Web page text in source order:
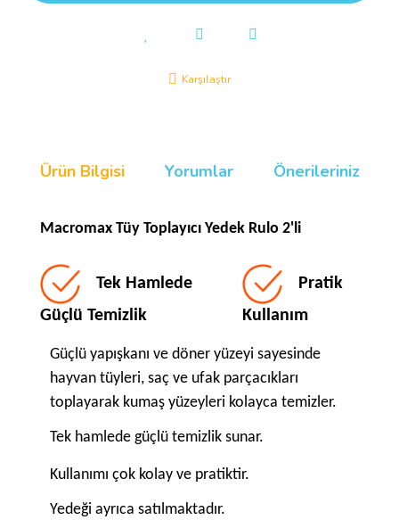
Karşılaştır
Ürün Bilgisi Yorumlar Önerileriniz
Macromax Tüy Toplayıcı Yedek Rulo 2'li
Tek Hamlede
Güçlü Temizlik
Pratik
Kullanım
Güçlü yapışkanı ve döner yüzeyi sayesinde
hayvan tüyleri, saç ve ufak parçacıkları
toplayarak kumaş yüzeyleri kolayca temizler.
Tek hamlede güçlü temizlik sunar.
Kullanımı çok kolay ve pratiktir.
Yedeği ayrıca satılmaktadır.